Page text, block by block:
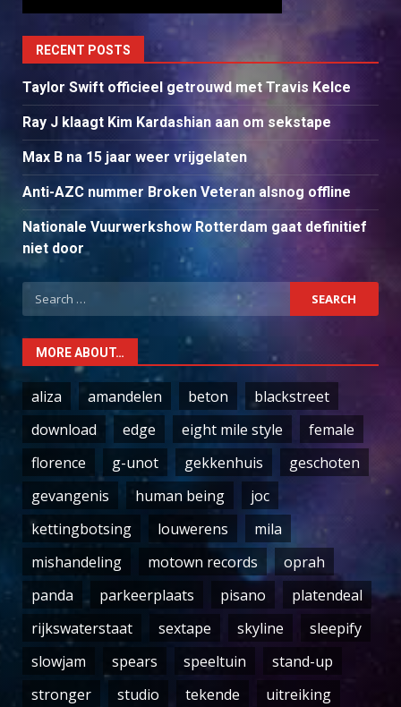
RECENT POSTS
Taylor Swift officieel getrouwd met Travis Kelce
Ray J klaagt Kim Kardashian aan om sekstape
Max B na 15 jaar weer vrijgelaten
Anti-AZC nummer Broken Veteran alsnog offline
Nationale Vuurwerkshow Rotterdam gaat definitief
niet door
Search
for:
MORE ABOUT…
aliza amandelen beton
blackstreet
download
edge eight mile style
female
florence
g-unot gekkenhuis
geschoten
gevangenis
human being
joc
kettingbotsing
louwerens
mila
mishandeling
motown records
oprah
panda
parkeerplaats pisano
platendeal
rijkswaterstaat
sextape skyline
sleepify
slowjam
spears speeltuin
stand-up
stronger
studio tekende uitreiking